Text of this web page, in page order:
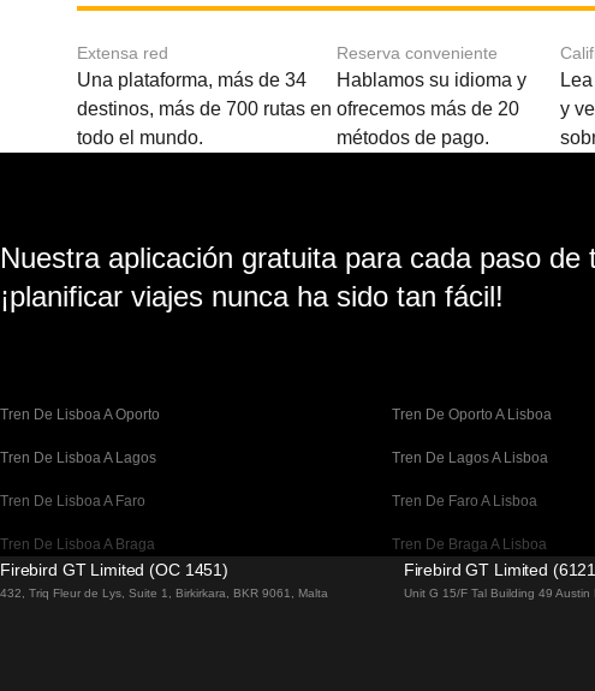
Extensa red
Una plataforma, más de 34
destinos, más de 700 rutas en
todo el mundo.
Reserva conveniente
Hablamos su idioma y
ofrecemos más de 20
métodos de pago.
Lea
y
Nuestra aplicación gratuita para cada paso de
¡planificar viajes nunca ha sido tan fácil!
Tren De Lisboa A Oporto Tren De Oporto A Lisboa
Tren De Lisboa A Lagos Tren De Lagos A Lisboa
Tren De Lisboa A Faro Tren De Faro A Lisboa
Tren De Lisboa A Braga Tren De Braga A Lisboa
Tren De Barcelona A Madrid Tren De Madrid A Barcelona
Firebird GT Limited (OC 1451)
432, Triq Fleur de Lys, Suite 1, Birkirkara, BKR 9061, Malta
Firebird GT Limited
Unit G 15/F Tal Building 49